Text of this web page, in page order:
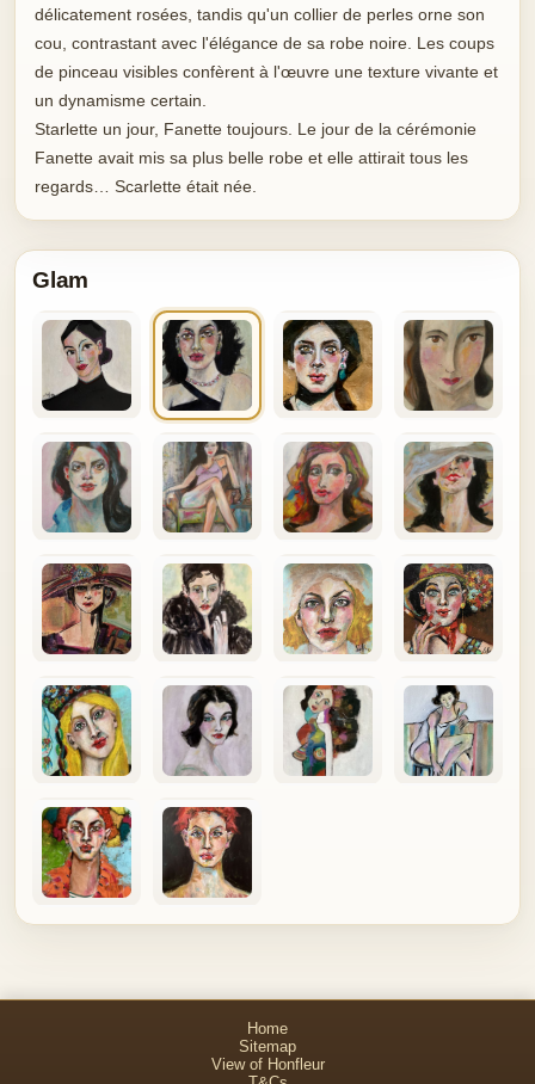
délicatement rosées, tandis qu'un collier de perles orne son
cou, contrastant avec l'élégance de sa robe noire. Les coups
de pinceau visibles confèrent à l'œuvre une texture vivante et
un dynamisme certain.
Starlette un jour, Fanette toujours. Le jour de la cérémonie
Fanette avait mis sa plus belle robe et elle attirait tous les
regards… Scarlette était née.
Glam
Home
Sitemap
View of Honfleur